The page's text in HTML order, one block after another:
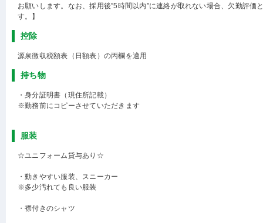
お願いします。なお、採用後”5時間以内”に連絡が取れない場合、欠勤評価
す。】
控除
源泉徴収税額表（日額表）の丙欄を適用
持ち物
・身分証明書（現住所記載）
※勤務前にコピーさせていただきます
服装
☆ユニフォーム貸与あり☆
・動きやすい服装、スニーカー
※多少汚れても良い服装
・襟付きのシャツ